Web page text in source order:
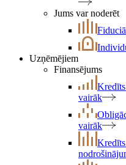
Jums var noderēt
Uzņēmējiem
Finansējums
vairāk
vairāk